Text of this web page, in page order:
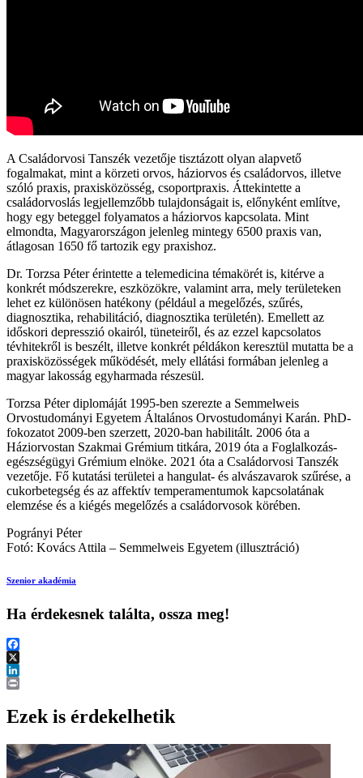
A Családorvosi Tanszék vezetője tisztázott olyan alapvető
fogalmakat, mint a körzeti orvos, háziorvos és családorvos, illetve
szóló praxis, praxisközösség, csoportpraxis. Áttekintette a
családorvoslás legjellemzőbb tulajdonságait is, előnyként említve,
hogy egy beteggel folyamatos a háziorvos kapcsolata. Mint
elmondta, Magyarországon jelenleg mintegy 6500 praxis van,
átlagosan 1650 fő tartozik egy praxishoz.
Dr. Torzsa Péter érintette a telemedicina témakörét is, kitérve a
konkrét módszerekre, eszközökre, valamint arra, mely területeken
lehet ez különösen hatékony (például a megelőzés, szűrés,
diagnosztika, rehabilitáció, diagnosztika területén). Emellett az
időskori depresszió okairól, tüneteiről, és az ezzel kapcsolatos
tévhitekről is beszélt, illetve konkrét példákon keresztül mutatta be a
praxisközösségek működését, mely ellátási formában jelenleg a
magyar lakosság egyharmada részesül.
Torzsa Péter diplomáját 1995-ben szerezte a Semmelweis
Orvostudományi Egyetem Általános Orvostudományi Karán. PhD-
fokozatot 2009-ben szerzett, 2020-ban habilitált. 2006 óta a
Háziorvostan Szakmai Grémium titkára, 2019 óta a Foglalkozás-
egészségügyi Grémium elnöke. 2021 óta a Családorvosi Tanszék
vezetője. Fő kutatási területei a hangulat- és alvászavarok szűrése, a
cukorbetegség és az affektív temperamentumok kapcsolatának
elemzése és a kiégés megelőzés a családorvosok körében.
Pogrányi Péter
Fotó: Kovács Attila – Semmelweis Egyetem (illusztráció)
Szenior akadémia
Ha érdekesnek találta, ossza meg!
Facebook
X
LinkedIn
Ezek is érdekelhetik